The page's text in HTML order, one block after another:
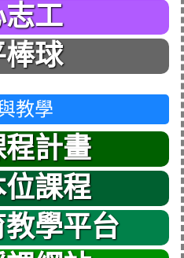
工
棒球
教學
計畫
課程
學平台